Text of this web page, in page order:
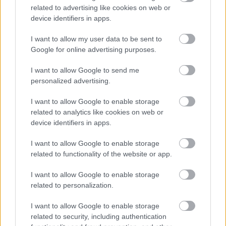
related to advertising like cookies on web or
device identifiers in apps.
I want to allow my user data to be sent to
Google for online advertising purposes.
I want to allow Google to send me
personalized advertising.
I want to allow Google to enable storage
related to analytics like cookies on web or
device identifiers in apps.
I want to allow Google to enable storage
related to functionality of the website or app.
I want to allow Google to enable storage
related to personalization.
I want to allow Google to enable storage
related to security, including authentication
munkáját! [ trailer #1/ trailer #2]
My Favourite Cake
A több évtizede özvegyen élő, 70 éves nagymama
magányát nem oldja a külföldre költözött